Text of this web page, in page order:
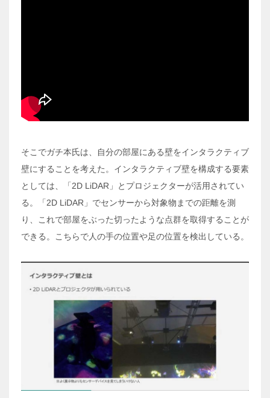
そこでガチ本氏は、自分の部屋にある壁をインタラクティブ
壁にすることを考えた。インタラクティブ壁を構成する要素
としては、「2D LiDAR」とプロジェクターが活用されてい
る。「2D LiDAR」でセンサーから対象物までの距離を測
り、これで部屋をぶった切ったような点群を取得することが
できる。こちらで人の手の位置や足の位置を検出している。